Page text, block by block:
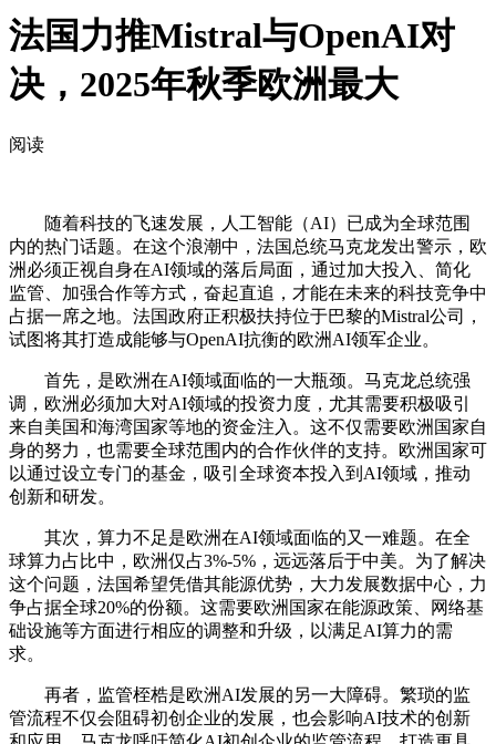
法国力推Mistral与OpenAI对
决，2025年秋季欧洲最大
阅读
随着科技的飞速发展，人工智能（AI）已成为全球范围
内的热门话题。在这个浪潮中，法国总统马克龙发出警示，欧
洲必须正视自身在AI领域的落后局面，通过加大投入、简化
监管、加强合作等方式，奋起直追，才能在未来的科技竞争中
占据一席之地。法国政府正积极扶持位于巴黎的Mistral公司，
试图将其打造成能够与OpenAI抗衡的欧洲AI领军企业。
首先，是欧洲在AI领域面临的一大瓶颈。马克龙总统强
调，欧洲必须加大对AI领域的投资力度，尤其需要积极吸引
来自美国和海湾国家等地的资金注入。这不仅需要欧洲国家自
身的努力，也需要全球范围内的合作伙伴的支持。欧洲国家可
以通过设立专门的基金，吸引全球资本投入到AI领域，推动
创新和研发。
其次，算力不足是欧洲在AI领域面临的又一难题。在全
球算力占比中，欧洲仅占3%-5%，远远落后于中美。为了解决
这个问题，法国希望凭借其能源优势，大力发展数据中心，力
争占据全球20%的份额。这需要欧洲国家在能源政策、网络基
础设施等方面进行相应的调整和升级，以满足AI算力的需
求。
再者，监管桎梏是欧洲AI发展的另一大障碍。繁琐的监
管流程不仅会阻碍初创企业的发展，也会影响AI技术的创新